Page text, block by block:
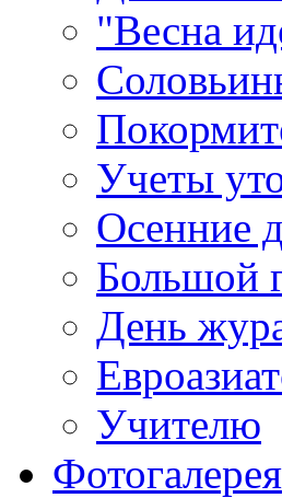
"Весна
Учеты
Осенние
Большой
День
Учителю
Фотогалерея